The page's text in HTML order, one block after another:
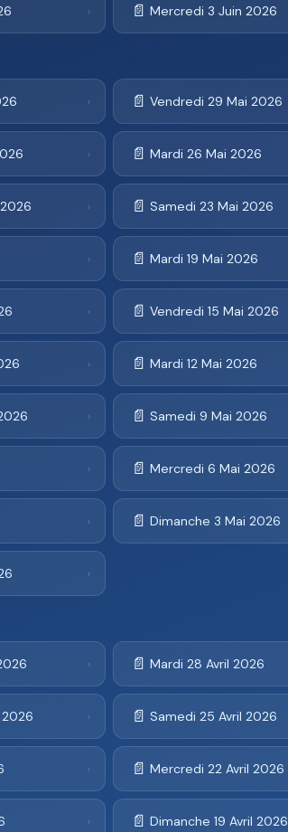
› 📄 Mercredi 3 Juin 2026
› 📄 Vendredi 29 Mai 2026
› 📄 Mardi 26 Mai 2026
› 📄 Samedi 23 Mai 2026
› 📄 Mardi 19 Mai 2026
› 📄 Vendredi 15 Mai 2026
› 📄 Mardi 12 Mai 2026
› 📄 Samedi 9 Mai 2026
› 📄 Mercredi 6 Mai 2026
› 📄 Dimanche 3 Mai 2026
›
› 📄 Mardi 28 Avril 2026
› 📄 Samedi 25 Avril 2026
› 📄 Mercredi 22 Avril 2026
› 📄 Dimanche 19 Avril 2026